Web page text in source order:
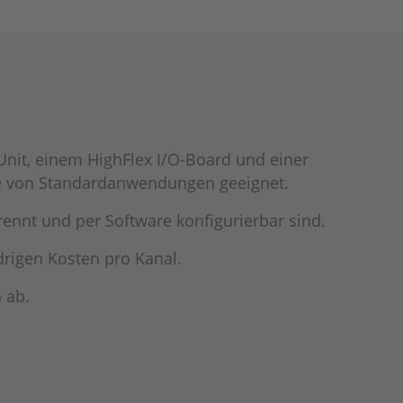
einem HighFlex I/O-Board und einer
Standardanwendungen geeignet.
und per Software konfigurierbar sind.
Kosten pro Kanal.
ab.